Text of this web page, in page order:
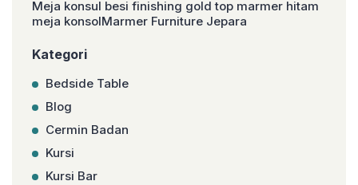
Meja konsul besi finishing gold top marmer hitam
meja konsolMarmer Furniture Jepara
Kategori
Bedside Table
Blog
Cermin Badan
Kursi
Kursi Bar